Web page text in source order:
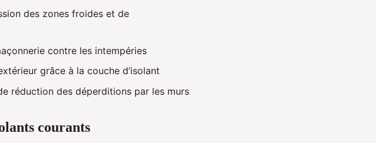
des zones froides et de
contre les intempéries
grâce à la couche d’isolant
réduction des déperditions par les murs
courants